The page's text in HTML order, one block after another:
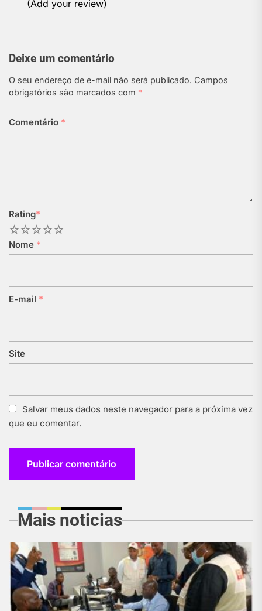
(Add your review)
Deixe um comentário
O seu endereço de e-mail não será publicado. Campos
obrigatórios são marcados com *
Comentário *
Rating*
5
4
3
2
Nome *
E-mail *
Site
Salvar meus dados neste navegador para a próxima vez
que eu comentar.
Mais noticias